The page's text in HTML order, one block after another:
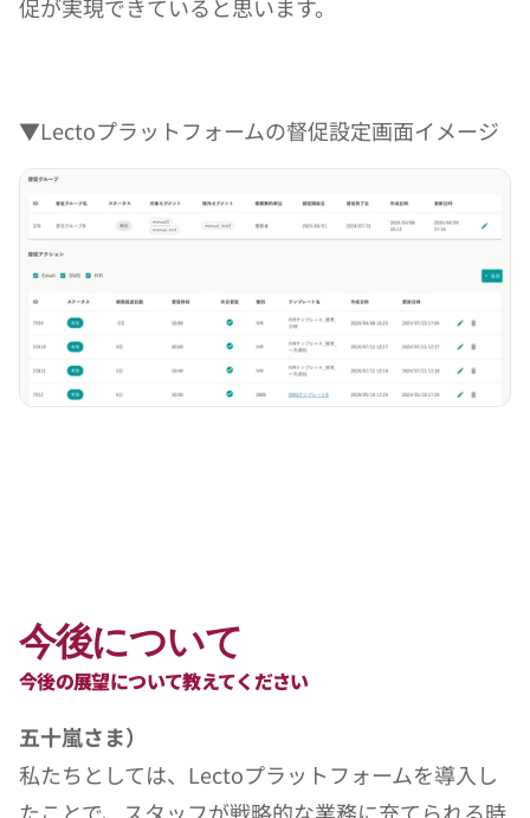
促が実現できていると思います。
▼Lectoプラットフォームの督促設定画面イメージ
今後について
今後の展望について教えてください
五十嵐さま）
私たちとしては、Lectoプラットフォームを導入し